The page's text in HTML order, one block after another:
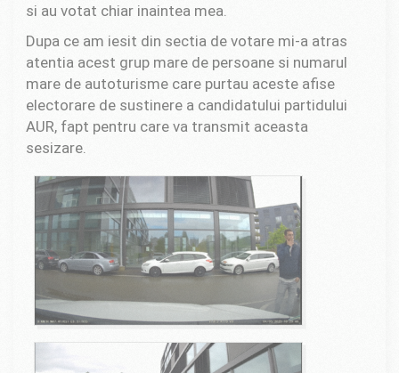
si au votat chiar inaintea mea.
Dupa ce am iesit din sectia de votare mi-a atras
atentia acest grup mare de persoane si numarul
mare de autoturisme care purtau aceste afise
electorare de sustinere a candidatului partidului
AUR, fapt pentru care va transmit aceasta
sesizare.